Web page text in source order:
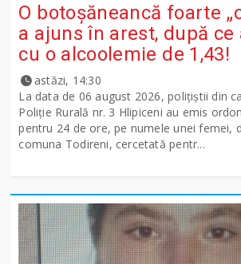
O botoșăneancă foarte
a ajuns în arest, după ce
cu o alcoolemie de 1,43!
astăzi, 14:30
La data de 06 august 2026, polițiștii din
Poliție Rurală nr. 3 Hlipiceni au emis
pentru 24 de ore, pe numele unei femei,
comuna Todireni, cercetată pentr...